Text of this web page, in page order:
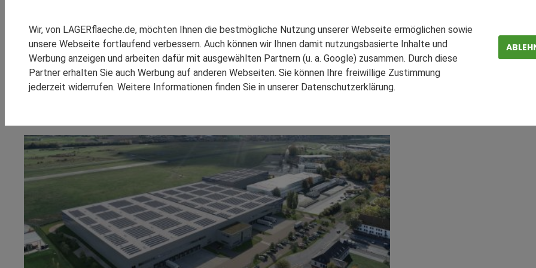
SCHOMBURG GMBH
SM LOGISTIC
KOOPERATIONEN REFERENZEN
23.500 m² im Industrie Park Kitzingen -
Logistikimmobilie an Tyremotive
Scannell Properties, eine Immobilienentwicklungs- und Investmentgesellschaft in Privatbesitz mit Schwerpunkt
Wir, von LAGERflaeche.de, möchten Ihnen die bestmögliche Nutzung unserer Webseite ermöglichen sowie
unsere Webseite fortlaufend verbessern. Auch können wir Ihnen damit nutzungsbasierte Inhalte und
Werbung anzeigen und arbeiten dafür mit ausgewählten Partnern (u. a. Google) zusammen. Durch diese
Partner erhalten Sie auch Werbung auf anderen Webseiten. Sie können Ihre freiwillige Zustimmung
jederzeit widerrufen. Weitere Informationen finden Sie in unserer Datenschutzerklärung.